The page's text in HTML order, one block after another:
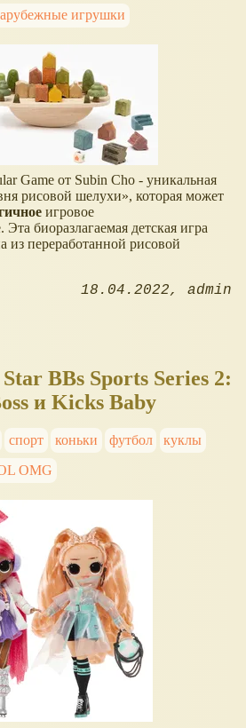
игрушки
Game от Subin Cho - уникальная
рисовой шелухи , которая может
игровое
биоразлагаемая детская игра
из переработанной рисовой
18.04.2022 admin
BBs Sports Series 2:
и Kicks Baby
спорт коньки футбол
куклы
OMG